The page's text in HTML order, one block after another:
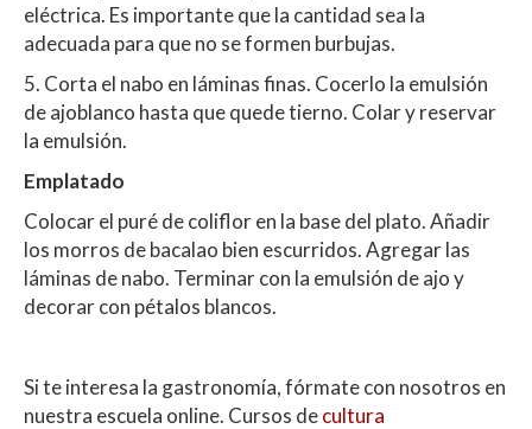
eléctrica. Es importante que la cantidad sea la
adecuada para que no se formen burbujas.
5. Corta el nabo en láminas finas. Cocerlo la emulsión
de ajoblanco hasta que quede tierno. Colar y reservar
la emulsión.
Emplatado
Colocar el puré de coliflor en la base del plato. Añadir
los morros de bacalao bien escurridos. Agregar las
láminas de nabo. Terminar con la emulsión de ajo y
decorar con pétalos blancos.
Si te interesa la gastronomía, fórmate con nosotros en
nuestra escuela online. Cursos decultura